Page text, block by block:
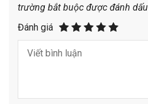
trường bắt buộc được đánh dấu
Đánh giá